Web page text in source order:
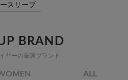
スリーブ
BRAND
ヤーの厳選ブランド
ALL